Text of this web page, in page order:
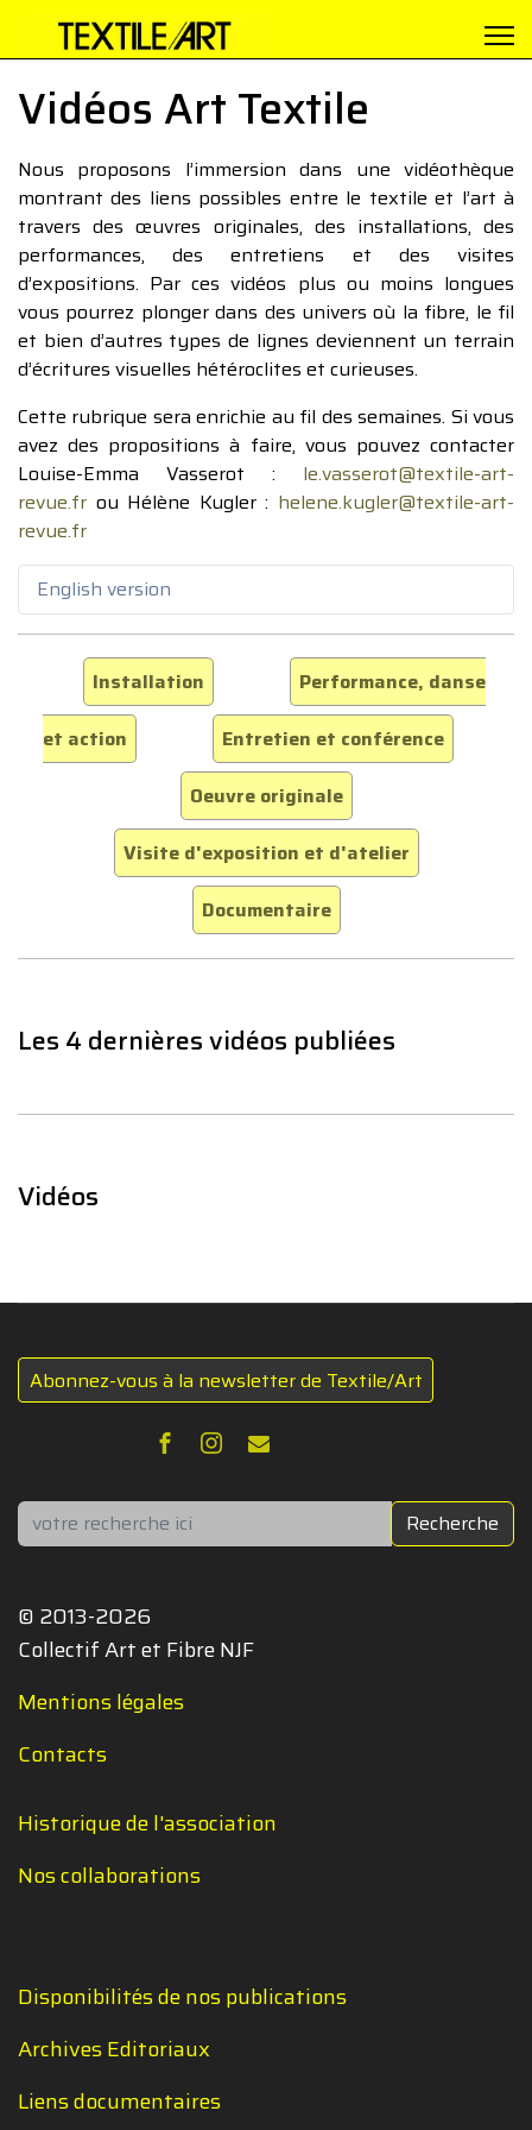
Vidéos Art Textile
Nous proposons l’immersion dans une vidéothèque
montrant des liens possibles entre le textile et l’art à
travers des œuvres originales, des installations, des
performances, des entretiens et des visites
d’expositions. Par ces vidéos plus ou moins longues
vous pourrez plonger dans des univers où la fibre, le fil
et bien d’autres types de lignes deviennent un terrain
d’écritures visuelles hétéroclites et curieuses.
Cette rubrique sera enrichie au fil des semaines. Si vous
avez des propositions à faire, vous pouvez contacter
Louise-Emma Vasserot : le.vasserot@textile-art-
revue.fr ou Hélène Kugler : helene.kugler@textile-art-
revue.fr
English version
Installation
Performance, danse
et action
Entretien et conférence
Oeuvre originale
Visite d'exposition et d'atelier
Documentaire
Les 4 dernières vidéos publiées
Vidéos
Abonnez-vous à la newsletter de Textile/Art
Rechercher Recherche
© 2013-2026
Collectif Art et Fibre NJF
Mentions légales
Contacts
Historique de l'association
Nos collaborations
Disponibilités de nos publications
Archives Editoriaux
Liens documentaires